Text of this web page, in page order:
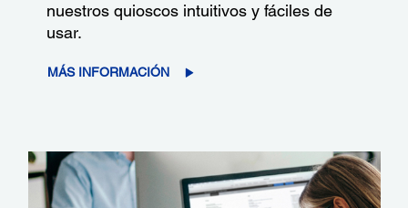
nuestros quioscos intuitivos y fáciles de
usar.
MÁS INFORMACIÓN